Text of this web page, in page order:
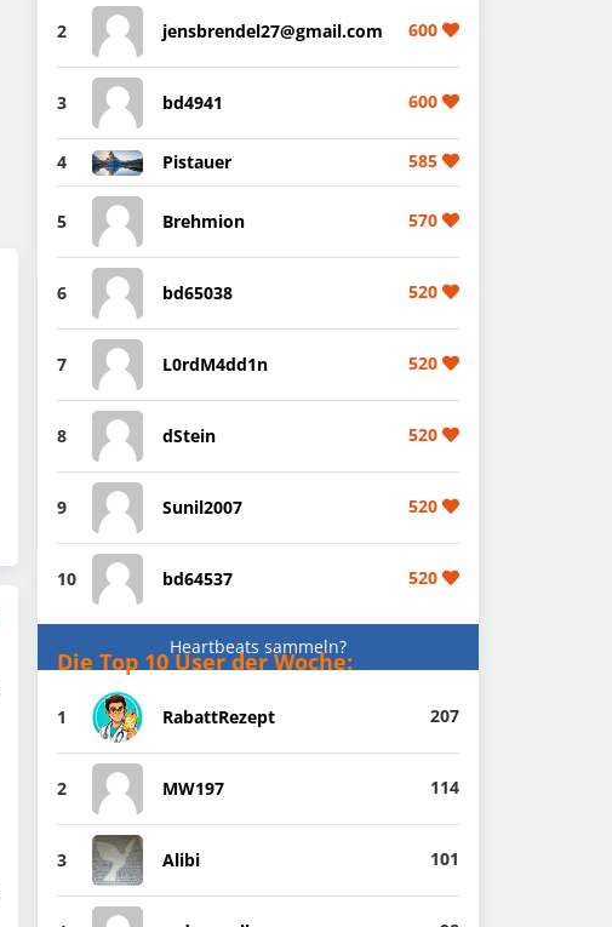
2 jensbrendel27@gmail.com 600
3 bd4941 600
4 Pistauer 585
5 Brehmion 570
6 bd65038 520
7 L0rdM4dd1n 520
8 dStein 520
9 Sunil2007 520
10 bd64537 520
Heartbeats sammeln?
Die Top 10 User der Woche:
1 RabattRezept 207
2 MW197 114
3 Alibi 101